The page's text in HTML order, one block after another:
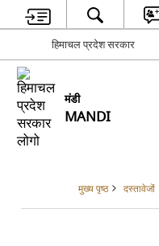
हिमाचल प्रदेश सरकार
मंडी
MANDI
मुख्य पृष्ठ दस्तावेजों